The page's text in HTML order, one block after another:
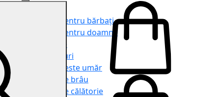
Genți pentru bărbați
Genți pentru doamne
Serviete
Rucsacuri
Genți peste umăr
Genți de brâu
Genți de călătorie